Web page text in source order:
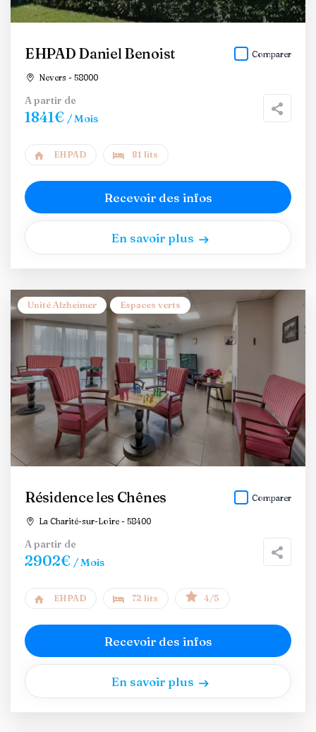
EHPAD Daniel Benoist
Nevers - 58000
Comparer
A partir de
1841€ / Mois
EHPAD 81 lits
Recevoir des infos
En savoir plus
Unité Alzheimer Espaces verts
Résidence les Chênes
La Charité-sur-Loire - 58400
Comparer
A partir de
2902€ / Mois
EHPAD 72 lits 4/5
Recevoir des infos
En savoir plus